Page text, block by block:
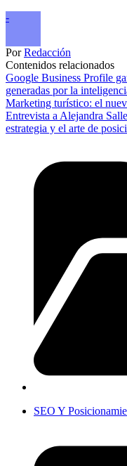
-
PorRedacción
Contenidos relacionados
Google Business Profile
generadas por la
Marketing turístico: el
Entrevista a Alejandra
estrategia y el arte de
SEO Y